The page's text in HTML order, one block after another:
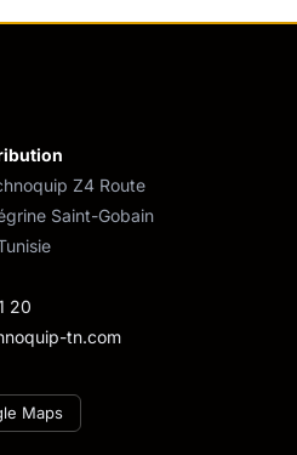
Z4 Route
Saint-Gobain
20
tn.com
Maps